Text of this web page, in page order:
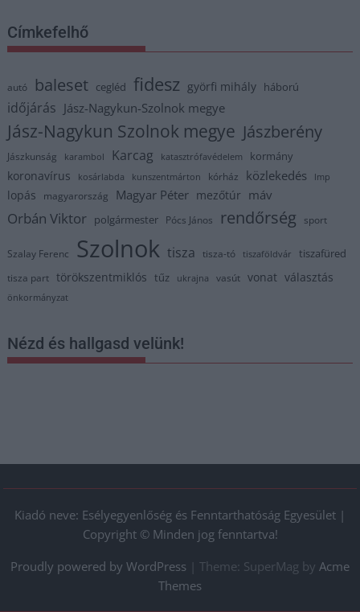
Címkefelhő
autó baleset cegléd fidesz györfi mihály háború
időjárás Jász-Nagykun-Szolnok megye
Jász-Nagykun Szolnok megye Jászberény
Jászkunság karambol Karcag katasztrófavédelem kormány
koronavírus kosárlabda kunszentmárton kórház közlekedés lmp
lopás magyarország Magyar Péter mezőtúr máv
Orbán Viktor polgármester Pócs János rendőrség sport
Szalay Ferenc Szolnok tisza tisza-tó tiszaföldvár tiszafüred
tisza part törökszentmiklós tűz ukrajna vasút vonat választás
önkormányzat
Nézd és hallgasd velünk!
Kiadó neve: Esélyegyenlőség és Fenntarthatóság Egyesület |
Copyright © Minden jog fenntartva!
Proudly powered by WordPress
Theme: SuperMag by Acme
Themes